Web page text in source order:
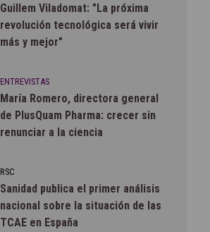
Guillem Viladomat: "La próxima
revolución tecnológica será vivir
más y mejor"
ENTREVISTAS
María Romero, directora general
de PlusQuam Pharma: crecer sin
renunciar a la ciencia
RSC
Sanidad publica el primer análisis
nacional sobre la situación de las
TCAE en España